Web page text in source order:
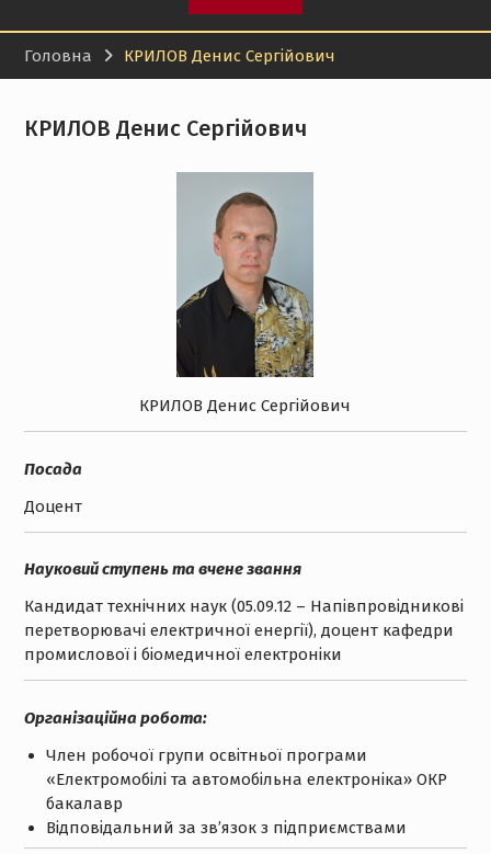
Головна КРИЛОВ Денис Сергійович
КРИЛОВ Денис Сергійович
КРИЛОВ Денис Сергійович
Посада
Доцент
Науковий ступень та вчене звання
Кандидат технічних наук(05.09.12 – Напівпровідникові
перетворювачі електричної енергії), доцент кафедри
промислової і біомедичної електроніки
Організаційна робота:
Член робочої групи освітньої програми
«Електромобілі та автомобільна електроніка» ОКР
бакалавр
Відповідальний за зв’язок з підприємствами